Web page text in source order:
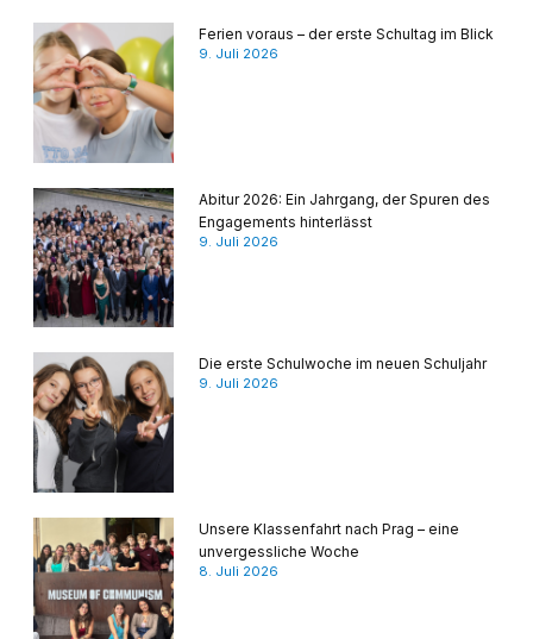
Ferien voraus – der erste Schultag im Blick
9. Juli 2026
Abitur 2026: Ein Jahrgang, der Spuren des
Engagements hinterlässt
9. Juli 2026
Die erste Schulwoche im neuen Schuljahr
9. Juli 2026
Unsere Klassenfahrt nach Prag – eine
unvergessliche Woche
8. Juli 2026